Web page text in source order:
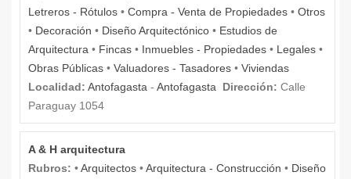
Letreros - Rótulos • Compra - Venta de Propiedades • Otros
• Decoración • Diseño Arquitectónico • Estudios de
Arquitectura • Fincas • Inmuebles - Propiedades • Legales •
Obras Públicas • Valuadores - Tasadores • Viviendas
Localidad: Antofagasta - Antofagasta Dirección: Calle
Paraguay 1054
A & H arquitectura
Rubros: •Arquitectos •Arquitectura - Construcción • Diseño